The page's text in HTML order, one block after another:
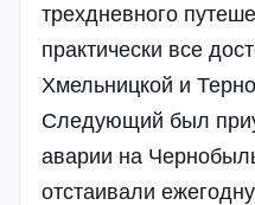
трехдневного
практически все
Хмельницкой и
Следующий был
аварии на
отстаивали